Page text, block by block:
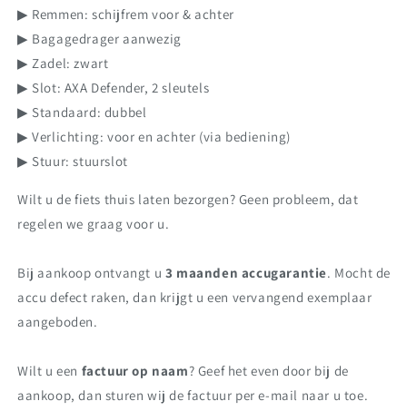
▶ Remmen: schijfrem voor & achter
▶ Bagagedrager aanwezig
▶ Zadel: zwart
▶ Slot: AXA Defender, 2 sleutels
▶ Standaard: dubbel
▶ Verlichting: voor en achter (via bediening)
▶ Stuur: stuurslot
Wilt u de fiets thuis laten bezorgen? Geen probleem, dat
regelen we graag voor u.
Bij aankoop ontvangt u 3 maanden accugarantie. Mocht de
accu defect raken, dan krijgt u een vervangend exemplaar
aangeboden.
Wilt u een factuur op naam? Geef het even door bij de
aankoop, dan sturen wij de factuur per e-mail naar u toe.